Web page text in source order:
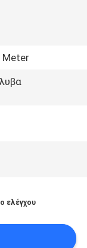
Meter
ελέγχου